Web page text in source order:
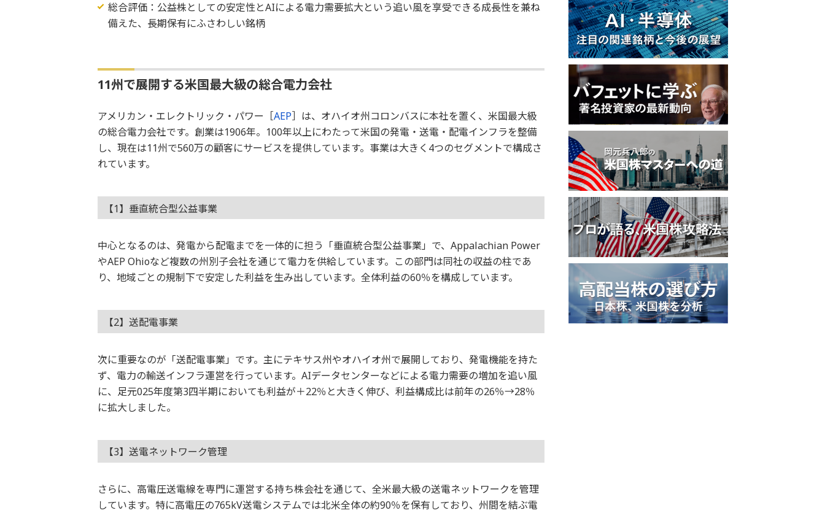
総合評価：公益株としての安定性とAIによる電力需要拡大という追い風を享受できる成長性を兼ね
備えた、長期保有にふさわしい銘柄
11州で展開する米国最大級の総合電力会社
アメリカン・エレクトリック・パワー［AEP］は、オハイオ州コロンバスに本社を置く、米国最大級
の総合電力会社です。創業は1906年。100年以上にわたって米国の発電・送電・配電インフラを整備
し、現在は11州で560万の顧客にサービスを提供しています。事業は大きく4つのセグメントで構成さ
れています。
【1】垂直統合型公益事業
中心となるのは、発電から配電までを一体的に担う「垂直統合型公益事業」で、Appalachian Power
やAEP Ohioなど複数の州別子会社を通じて電力を供給しています。この部門は同社の収益の柱であ
り、地域ごとの規制下で安定した利益を生み出しています。全体利益の60％を構成しています。
【2】送配電事業
次に重要なのが「送配電事業」です。主にテキサス州やオハイオ州で展開しており、発電機能を持た
ず、電力の輸送インフラ運営を行っています。AIデータセンターなどによる電力需要の増加を追い風
に、足元025年度第3四半期においても利益が＋22％と大きく伸び、利益構成比は前年の26％→28％
に拡大しました。
【3】送電ネットワーク管理
さらに、高電圧送電線を専門に運営する持ち株会社を通じて、全米最大級の送電ネットワークを管理
しています。特に高電圧の765kV送電システムでは北米全体の約90％を保有しており、州間を結ぶ電